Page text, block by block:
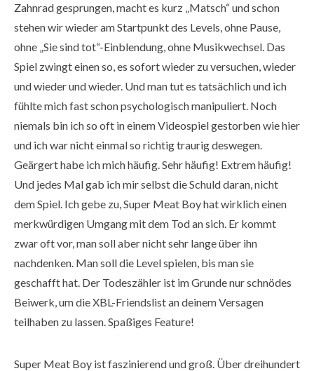
Zahnrad gesprungen, macht es kurz „Matsch“ und schon
stehen wir wieder am Startpunkt des Levels, ohne Pause,
ohne „Sie sind tot“-Einblendung, ohne Musikwechsel. Das
Spiel zwingt einen so, es sofort wieder zu versuchen, wieder
und wieder und wieder. Und man tut es tatsächlich und ich
fühlte mich fast schon psychologisch manipuliert. Noch
niemals bin ich so oft in einem Videospiel gestorben wie hier
und ich war nicht einmal so richtig traurig deswegen.
Geärgert habe ich mich häufig. Sehr häufig! Extrem häufig!
Und jedes Mal gab ich mir selbst die Schuld daran, nicht
dem Spiel. Ich gebe zu, Super Meat Boy hat wirklich einen
merkwürdigen Umgang mit dem Tod an sich. Er kommt
zwar oft vor, man soll aber nicht sehr lange über ihn
nachdenken. Man soll die Level spielen, bis man sie
geschafft hat. Der Todeszähler ist im Grunde nur schnödes
Beiwerk, um die XBL-Friendslist an deinem Versagen
teilhaben zu lassen. Spaßiges Feature!
Super Meat Boy ist faszinierend und groß. Über dreihundert